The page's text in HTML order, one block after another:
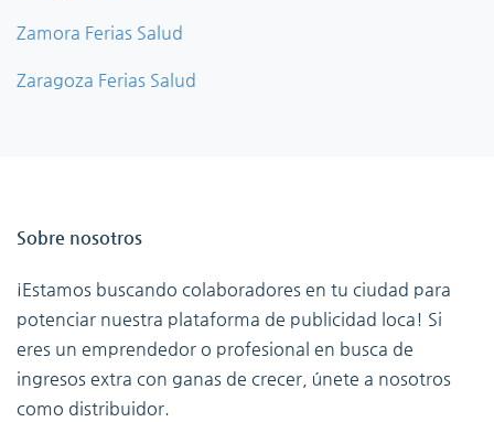
Zamora Ferias Salud
Zaragoza Ferias Salud
Sobre nosotros
¡Estamos buscando colaboradores en tu ciudad para
potenciar nuestra plataforma de publicidad loca! Si
eres un emprendedor o profesional en busca de
ingresos extra con ganas de crecer, únete a nosotros
como distribuidor.